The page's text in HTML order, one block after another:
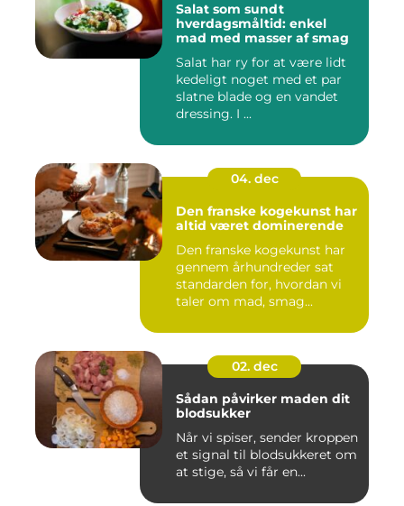
Salat som sundt
hverdagsmåltid: enkel
mad med masser af smag
Salat har ry for at være lidt
kedeligt noget med et par
slatne blade og en vandet
dressing. I ...
04. dec
Den franske kogekunst har
altid været dominerende
Den franske kogekunst har
gennem århundreder sat
standarden for, hvordan vi
taler om mad, smag...
02. dec
Sådan påvirker maden dit
blodsukker
Når vi spiser, sender kroppen
et signal til blodsukkeret om
at stige, så vi får en...